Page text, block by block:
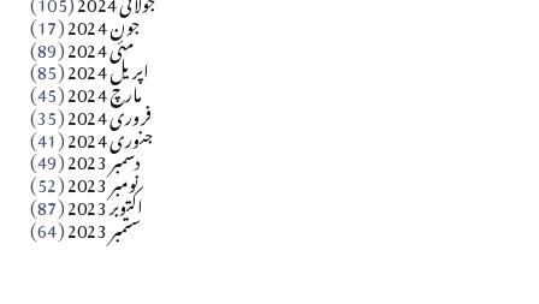
جون 2024 (17) مئی 2024 (89) اپریل 2024 (85) مارچ 2024 (45) فروری 2024 (35) جنوری 2024 (41) دسمبر 2023 (49) نومبر 2023 (52) اکتوبر 2023 (87) ستمبر 2023 (64)